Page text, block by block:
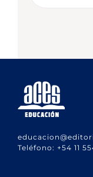
Teléfono: +54 11